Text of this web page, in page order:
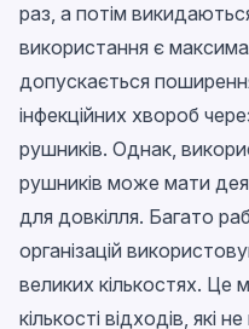
раз, а потім
використання є
допускається
інфекційних хвороб
рушників. Однак,
рушників може мати
для довкілля. Багато
організацій
великих кількостях. Це
кількості відходів, які